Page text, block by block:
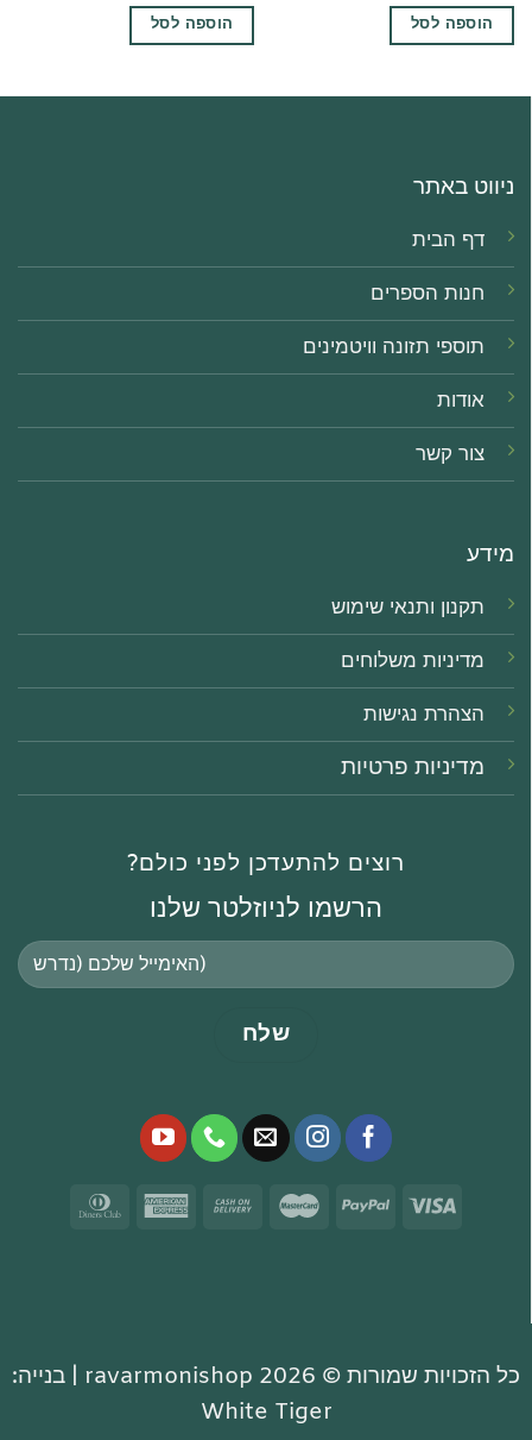
הוספה לסל הוספה לסל
ניווט באתר
דף הבית
חנות הספרים
תוספי תזונה וויטמינים
אודות
צור קשר
מידע
תקנון ותנאי שימוש
מדיניות משלוחים
הצהרת נגישות
מדיניות פרטיות
רוצים להתעדכן לפני כולם?
הרשמו לניוזלטר שלנו
כל הזכויות שמורות © 2026 ravarmonishop |
בנייה:
White Tiger